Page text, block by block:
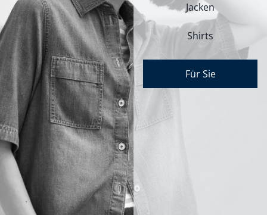
Jacken
Shirts
Für Sie